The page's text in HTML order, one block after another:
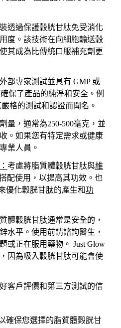
透過保護穀胱甘肽免受消化
度。該技術在向細胞輸送穀
其成為比傳統口服補充劑更
部專家測試並具有 GMP 或
保了產品的純淨和安全。例
格的測試和認證而聞名。
量，通常為250-500毫克，並
。如果您有特定需求或健康
業人員。
考慮將脂質體穀胱甘肽與維
配使用 ，以提高其功效。 也
優化穀胱甘肽的產生和功
體穀胱甘肽通常是安全的，
水平。使用前請諮詢醫生，
或正在服用藥物。 Just Glow
因為吸入穀胱甘肽可能會使
客戶評價和第三方測試的信
確保您選擇的脂質體穀胱甘